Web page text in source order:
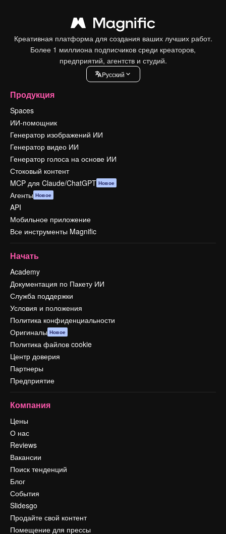
Креативная платформа для создания ваших лучших работ.
Более 1 миллиона подписчиков среди креаторов,
предприятий, агентств и студий.
Pусский
Продукция
Spaces
ИИ-помощник
Генератор изображений ИИ
Генератор видео ИИ
Генератор голоса на основе ИИ
Стоковый контент
MCP для Claude/ChatGPT Новое
Агенты Новое
API
Мобильное приложение
Все инструменты Magnific
Начать
Academy
Документация по Пакету ИИ
Служба поддержки
Условия и положения
Политика конфиденциальности
Оригиналы Новое
Политика файлов cookie
Центр доверия
Партнеры
Предприятие
Компания
Цены
О нас
Reviews
Вакансии
Поиск тенденций
Блог
События
Slidesgo
Продайте свой контент
Помещение для прессы